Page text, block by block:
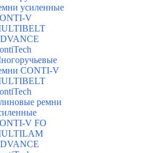
усиленные
V
CONTI-V
ремни
V FO